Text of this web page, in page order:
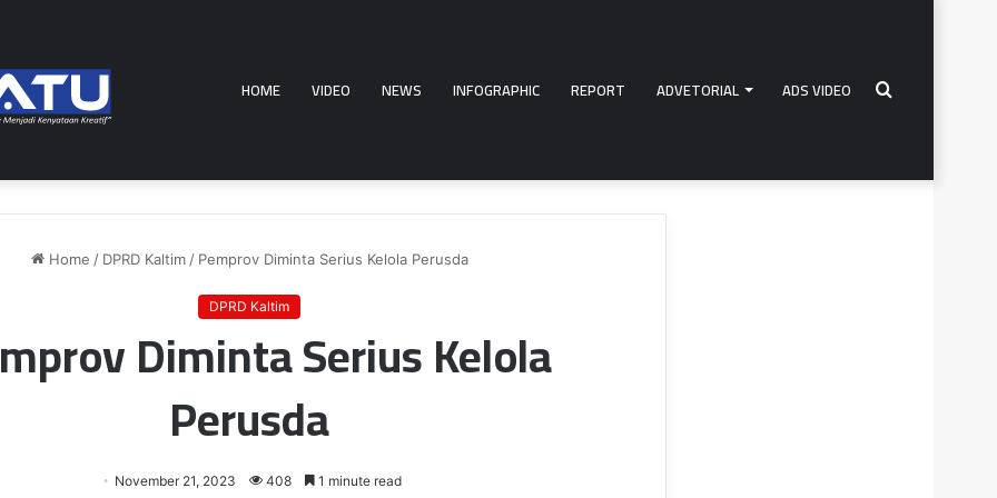
HOME VIDEO NEWS INFOGRAPHIC REPORT ADVETORIAL ADS VIDEO Search
Home / DPRD Kaltim / Pemprov Diminta Serius Kelola Perusda
DPRD Kaltim
Diminta Serius Kelola
Perusda
November 21, 2023 408 1 minute read